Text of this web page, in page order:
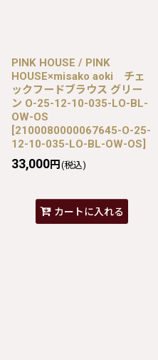
PINK HOUSE / PINK
HOUSE×misako aoki チェ
ックフードブラウス グリー
ン O-25-12-10-035-LO-BL-
OW-OS
[2100080000067645-O-25-
12-10-035-LO-BL-OW-OS]
33,000円 (税込)
カートに入れる